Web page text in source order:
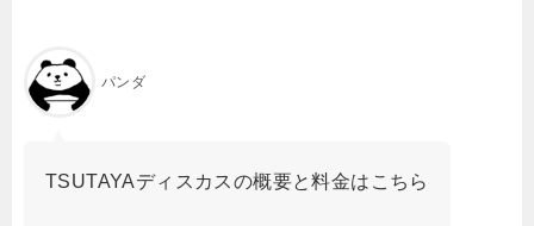
パンダ
TSUTAYAディスカスの概要と料金はこちら